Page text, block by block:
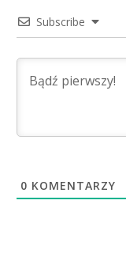
Subscribe
0 KOMENTARZY